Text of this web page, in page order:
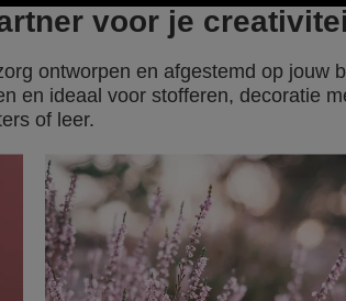
voor je
ontworpen en afgestemd op jouw
en ideaal voor stofferen, decoratie
of leer.